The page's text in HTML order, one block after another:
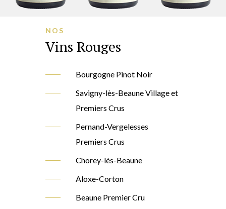
NOS
Vins Rouges
Bourgogne Pinot Noir
Savigny-lès-Beaune Village et
Premiers Crus
Pernand-Vergelesses
Premiers Crus
Chorey-lès-Beaune
Aloxe-Corton
Beaune Premier Cru